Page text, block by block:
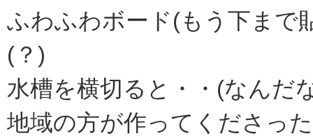
ふわふわボード(もう下まで
(？)
水槽を横切ると・・(なんだ
地域の方が作ってくださっ